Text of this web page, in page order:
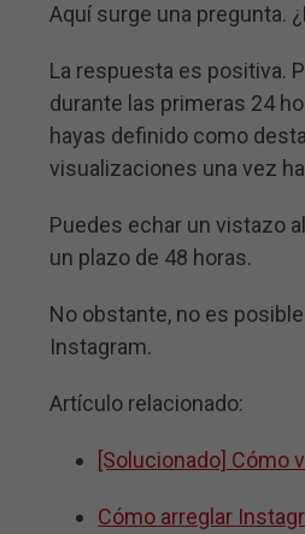
Aquí surge una pregunta.
La respuesta es positiva.
durante las primeras 24
hayas definido como
visualizaciones una vez
Puedes echar un vistazo
un plazo de 48 horas.
No obstante, no es
Instagram.
Artículo relacionado:
[Solucionado] Cómo
Cómo arreglar